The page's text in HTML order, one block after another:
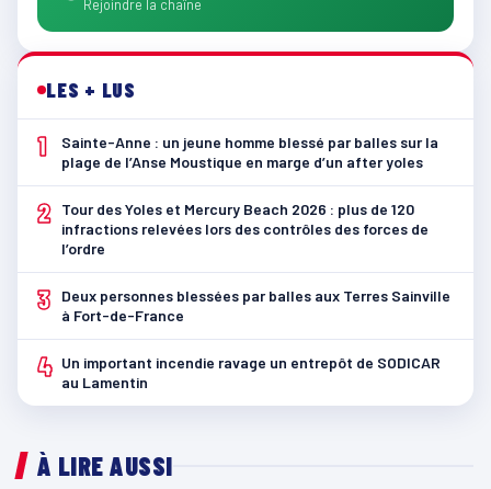
Rejoindre la chaîne
LES + LUS
1
Sainte-Anne : un jeune homme blessé par balles sur la
plage de l’Anse Moustique en marge d’un after yoles
2
Tour des Yoles et Mercury Beach 2026 : plus de 120
infractions relevées lors des contrôles des forces de
l’ordre
3
Deux personnes blessées par balles aux Terres Sainville
à Fort-de-France
4 Un important incendie ravage un entrepôt de SODICAR
au Lamentin
À LIRE AUSSI